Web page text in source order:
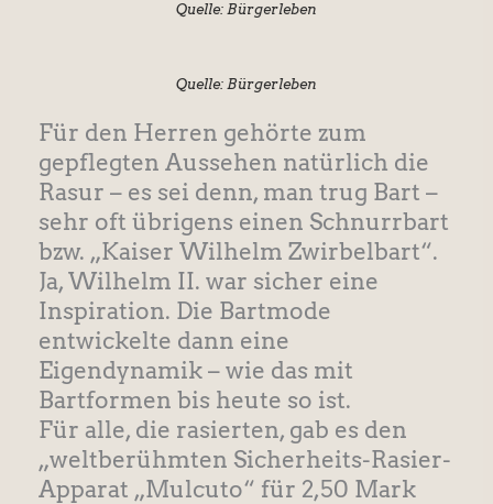
Quelle: Bürgerleben
Quelle: Bürgerleben
Für den Herren gehörte zum
gepflegten Aussehen natürlich die
Rasur – es sei denn, man trug Bart –
sehr oft übrigens einen Schnurrbart
bzw. „Kaiser Wilhelm Zwirbelbart“.
Ja, Wilhelm II. war sicher eine
Inspiration. Die Bartmode
entwickelte dann eine
Eigendynamik – wie das mit
Bartformen bis heute so ist.
Für alle, die rasierten, gab es den
„weltberühmten Sicherheits-Rasier-
Apparat „Mulcuto“ für 2,50 Mark